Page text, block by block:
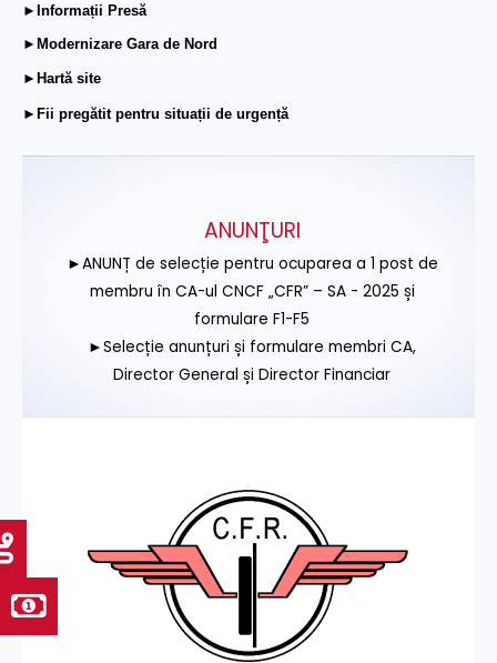
►Informații Presă
►Modernizare Gara de Nord
►Hartă site
►Fii pregătit pentru situații de urgență
ANUNŢURI
►ANUNȚ de selecție pentru ocuparea a 1 post de
membru în CA-ul CNCF „CFR” – SA - 2025 și
formulare F1-F5
►Selecție anunțuri și formulare membri CA,
Director General și Director Financiar